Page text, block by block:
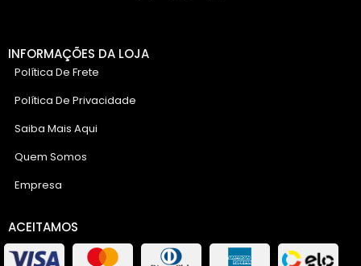
INFORMAÇÕES DA LOJA
Política De Frete
Política De Privacidade
Saiba Mais Aqui
Quem Somos
Empresa
ACEITAMOS